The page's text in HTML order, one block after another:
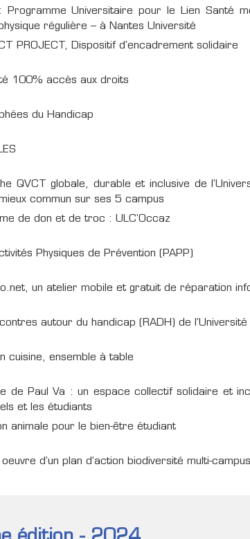
Programme Universitaire pour le Lien Santé
régulière – à Nantes Université
PROJECT, Dispositif d'encadrement solidaire
100% accès aux droits
du Handicap
QVCT globale, durable et inclusive de
commun sur ses 5 campus
de don et de troc : ULC'Occaz
Physiques de Prévention (PAPP)
un atelier mobile et gratuit de réparation
autour du handicap (RADH) de
cuisine, ensemble à table
de Paul Va : un espace collectif solidaire et
et les étudiants
animale pour le bien-être étudiant
d’un plan d’action biodiversité multi-campus